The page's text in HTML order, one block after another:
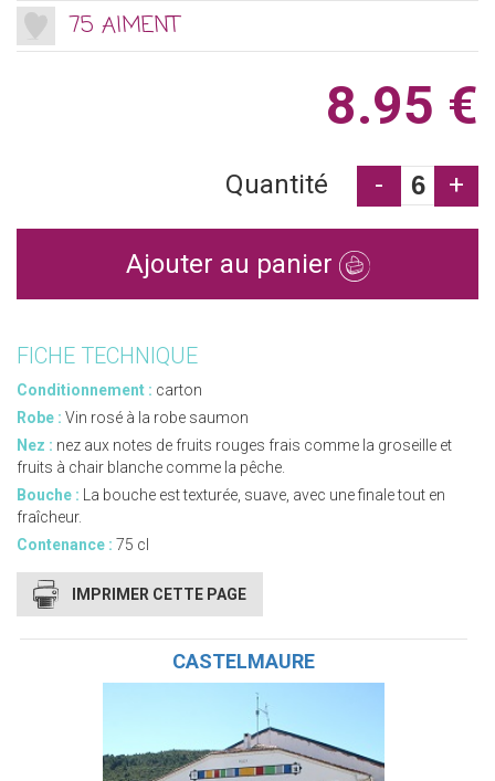
75 AIMENT
8.95 €
Quantité - +
Ajouter au panier
FICHE TECHNIQUE
Conditionnement : carton
Robe : Vin rosé à la robe saumon
Nez : nez aux notes de fruits rouges frais comme la groseille et
fruits à chair blanche comme la pêche.
Bouche :
La bouche est texturée, suave, avec une finale tout en
fraîcheur.
Contenance : 75 cl
IMPRIMER CETTE PAGE
CASTELMAURE